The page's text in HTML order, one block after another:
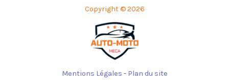
Copyright © 2026
Mentions Légales - Plan du site